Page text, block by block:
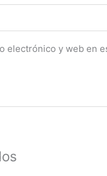
electrónico y web en